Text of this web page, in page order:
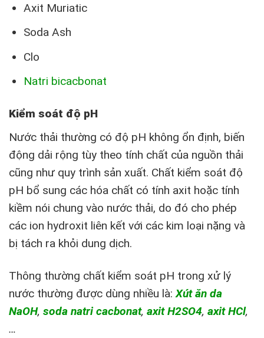
Axit Muriatic
Soda Ash
Clo
Natri bicacbonat
Kiểm soát độ pH
Nước thải thường có độ pH không ổn định, biến
động dải rộng tùy theo tính chất của nguồn thải
cũng như quy trình sản xuất. Chất kiểm soát độ
pH bổ sung các hóa chất có tính axit hoặc tính
kiềm nói chung vào nước thải, do đó cho phép
các ion hydroxit liên kết với các kim loại nặng và
bị tách ra khỏi dung dịch.
Thông thường chất kiểm soát pH trong xử lý
nước thường được dùng nhiều là:Xút ăn da
NaOH, soda natri cacbonat, axit H2SO4, axit HCl,
…